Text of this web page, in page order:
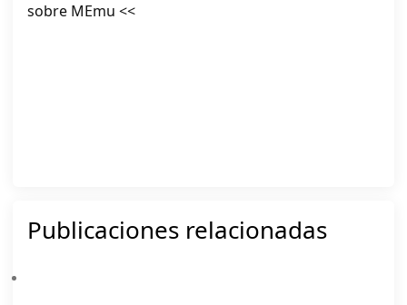
sobre MEmu <<
Publicaciones relacionadas